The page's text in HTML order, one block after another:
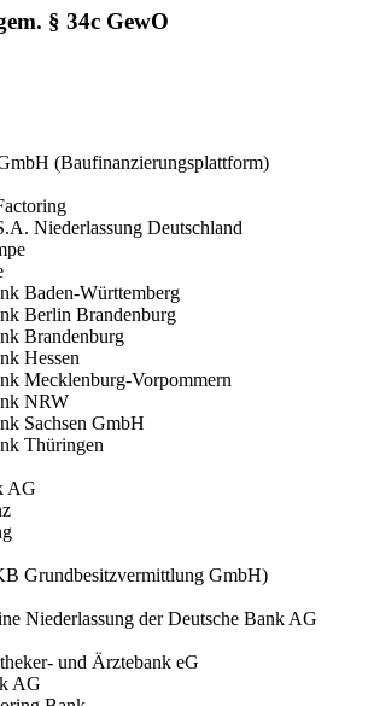
§ 34c GewO
(Baufinanzierungsplattform)
Niederlassung Deutschland
Baden-Württemberg
Berlin Brandenburg
Brandenburg
Hessen
Mecklenburg-Vorpommern
NRW
Sachsen GmbH
Thüringen
AG
Grundbesitzvermittlung GmbH)
Niederlassung der Deutsche Bank AG
und Ärztebank eG
AG